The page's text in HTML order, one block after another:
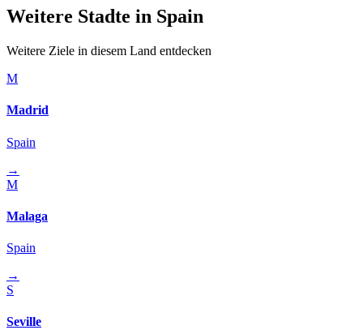
Weitere Stadte in Spain
Weitere Ziele in diesem Land entdecken
M
Madrid
Spain
→
M
Malaga
Spain
→
S
Seville